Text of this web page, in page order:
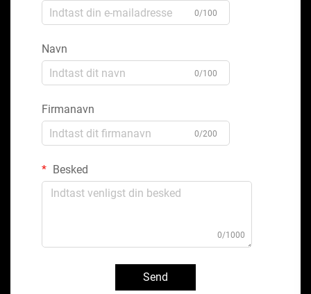
0/100
Navn
0/100
Firmanavn
0/200
Besked
0/1000
Send